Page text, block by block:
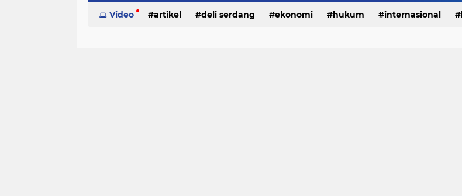
Simalungun Sumatera Utara Tebing Tinggi
Video artikel deli serdang ekonomi hukum internasional